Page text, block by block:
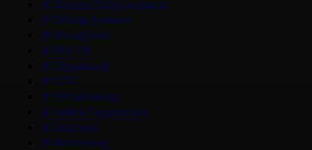
# Федор Добронравов
# Обзор фильма
# Фонд Кино
# РЕН ТВ
# Домашний
# СТС
# Пятый канал
# Чайка Терешкова
# Невский
# Интервью